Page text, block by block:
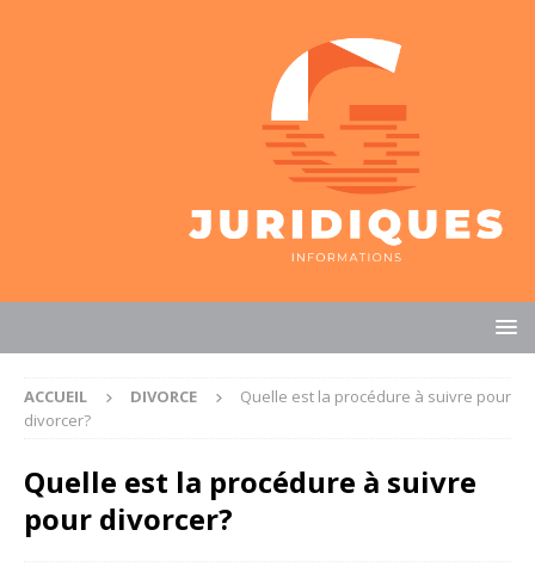
ACCUEIL DIVORCE
Quelle est la procédure à suivre pour
divorcer?
Quelle est la procédure à suivre
pour divorcer?